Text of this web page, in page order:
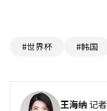
#世界杯 #韩国
王海纳 记者